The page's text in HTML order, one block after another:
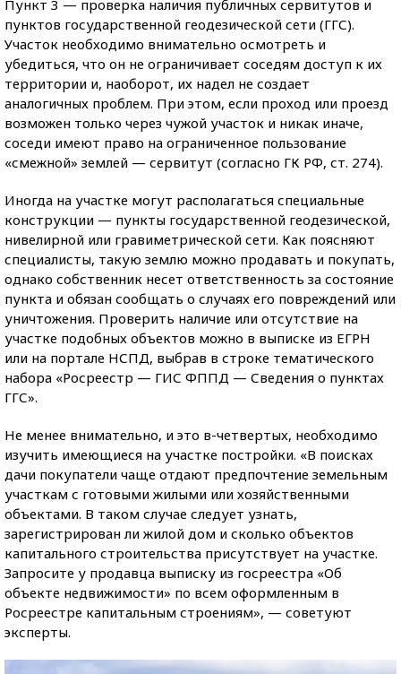
Пункт 3 — проверка наличия публичных сервитутов и
пунктов государственной геодезической сети (ГГС).
Участок необходимо внимательно осмотреть и
убедиться, что он не ограничивает соседям доступ к их
территории и, наоборот, их надел не создает
аналогичных проблем. При этом, если проход или проезд
возможен только через чужой участок и никак иначе,
соседи имеют право на ограниченное пользование
«смежной» землей — сервитут (согласно ГК РФ, ст. 274).
Иногда на участке могут располагаться специальные
конструкции — пункты государственной геодезической,
нивелирной или гравиметрической сети. Как поясняют
специалисты, такую землю можно продавать и покупать,
однако собственник несет ответственность за состояние
пункта и обязан сообщать о случаях его повреждений или
уничтожения. Проверить наличие или отсутствие на
участке подобных объектов можно в выписке из ЕГРН
или на портале НСПД, выбрав в строке тематического
набора «Росреестр — ГИС ФППД — Сведения о пунктах
ГГС».
Не менее внимательно, и это в-четвертых, необходимо
изучить имеющиеся на участке постройки. «В поисках
дачи покупатели чаще отдают предпочтение земельным
участкам с готовыми жилыми или хозяйственными
объектами. В таком случае следует узнать,
зарегистрирован ли жилой дом и сколько объектов
капитального строительства присутствует на участке.
Запросите у продавца выписку из госреестра «Об
объекте недвижимости» по всем оформленным в
Росреестре капитальным строениям», — советуют
эксперты.